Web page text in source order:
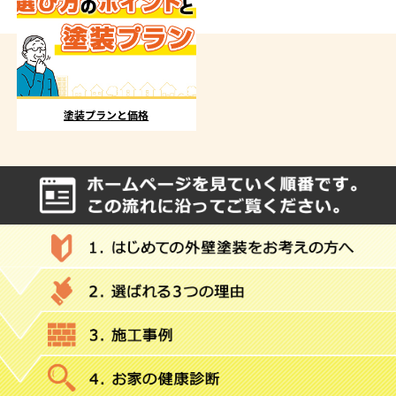
塗装プランと価格